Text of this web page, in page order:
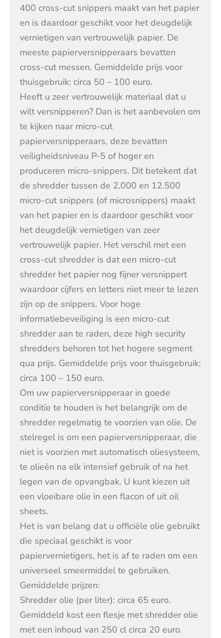
400 cross-cut snippers maakt van het papier
en is daardoor geschikt voor het deugdelijk
vernietigen van vertrouwelijk papier. De
meeste papierversnipperaars bevatten
cross-cut messen. Gemiddelde prijs voor
thuisgebruik: circa 50 – 100 euro.
Heeft u zeer vertrouwelijk materiaal dat u
wilt versnipperen? Dan is het aanbevolen om
te kijken naar micro-cut
papierversnipperaars, deze bevatten
veiligheidsniveau P-5 of hoger en
produceren micro-snippers. Dit betekent dat
de shredder tussen de 2.000 en 12.500
micro-cut snippers (of microsnippers) maakt
van het papier en is daardoor geschikt voor
het deugdelijk vernietigen van zeer
vertrouwelijk papier. Het verschil met een
cross-cut shredder is dat een micro-cut
shredder het papier nog fijner versnippert
waardoor cijfers en letters niet meer te lezen
zijn op de snippers. Voor hoge
informatiebeveiliging is een micro-cut
shredder aan te raden, deze high security
shredders behoren tot het hogere segment
qua prijs. Gemiddelde prijs voor thuisgebruik:
circa 100 – 150 euro.
Om uw papierversnipperaar in goede
conditie te houden is het belangrijk om de
shredder regelmatig te voorzien van olie. De
stelregel is om een papierversnipperaar, die
niet is voorzien met automatisch oliesysteem,
te olieën na elk intensief gebruik of na het
legen van de opvangbak. U kunt kiezen uit
een vloeibare olie in een flacon of uit oil
sheets.
Het is van belang dat u officiële olie gebruikt
die speciaal geschikt is voor
papiervernietigers, het is af te raden om een
universeel smeermiddel te gebruiken.
Gemiddelde prijzen:
Shredder olie (per liter): circa 65 euro.
Gemiddeld kost een flesje met shredder olie
met een inhoud van 250 cl circa 20 euro.